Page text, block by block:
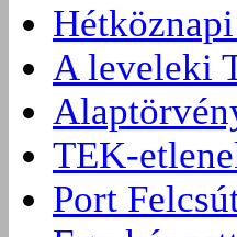
A leveleki
TEK-
Port